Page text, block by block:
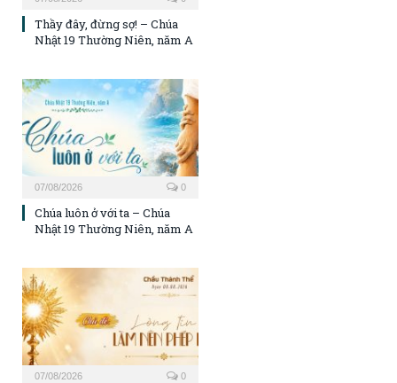
Thầy đây, đừng sợ! – Chúa
Nhật 19 Thường Niên, năm A
07/08/2026 0
Chúa luôn ở với ta – Chúa
Nhật 19 Thường Niên, năm A
07/08/2026 0